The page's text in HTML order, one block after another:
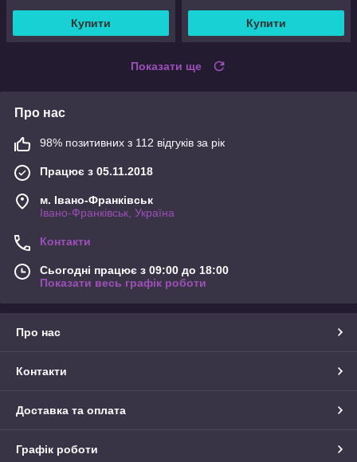
Купити Купити
Показати ще
Про нас
98% позитивних з 112 відгуків за рік
Працює з 05.11.2018
м. Івано-Франківськ
Івано-Франківськ, Україна
Контакти
Сьогодні працює з 09:00 до 18:00
Показати весь графік роботи
Про нас
Контакти
Доставка та оплата
Графік роботи